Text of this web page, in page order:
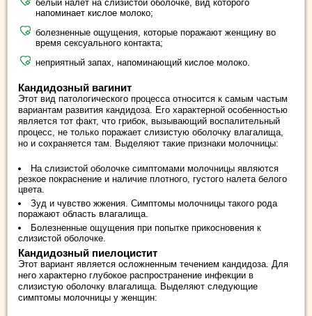
белый налет на слизистой оболочке, вид которого
напоминает кислое молоко;
болезненные ощущения, которые поражают женщину во
время сексуального контакта;
неприятный запах, напоминающий кислое молоко.
Кандидозный вагинит
Этот вид патологического процесса относится к самым частым
вариантам развития кандидоза. Его характерной особенностью
является тот факт, что грибок, вызывающий воспалительный
процесс, не только поражает слизистую оболочку влагалища,
но и сохраняется там. Выделяют такие признаки молочницы:
На слизистой оболочке симптомами молочницы являются
резкое покраснение и наличие плотного, густого налета белого
цвета.
Зуд и чувство жжения. Симптомы молочницы такого рода
поражают область влагалища.
Болезненные ощущения при попытке прикосновения к
слизистой оболочке.
Кандидозный пиелоцистит
Этот вариант является осложненным течением кандидоза. Для
него характерно глубокое распространение инфекции в
слизистую оболочку влагалища. Выделяют следующие
симптомы молочницы у женщин: